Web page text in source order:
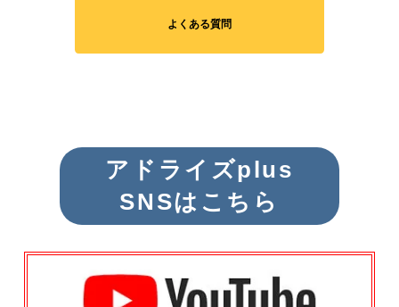
よくある質問
アドライズplus
SNSはこちら